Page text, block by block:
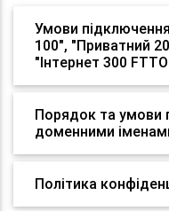
Умови
100", "Приватний
"Інтернет 300
Порядок та умови
доменними
Політика